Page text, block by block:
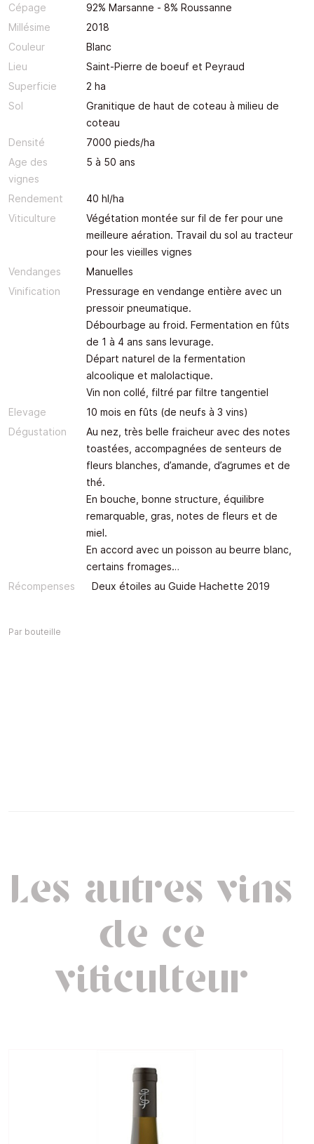
Cépage
92% Marsanne - 8% Roussanne
Millésime
2018
Couleur
Blanc
Lieu
Saint-Pierre de boeuf et Peyraud
Superficie
2 ha
Sol
Granitique de haut de coteau à milieu de
coteau
Densité
7000 pieds/ha
Age des
vignes
5 à 50 ans
Rendement
40 hl/ha
Viticulture
Végétation montée sur fil de fer pour une
meilleure aération. Travail du sol au tracteur
pour les vieilles vignes
Vendanges
Manuelles
Vinification
Pressurage en vendange entière avec un
pressoir pneumatique.
Débourbage au froid. Fermentation en fûts
de 1 à 4 ans sans levurage.
Départ naturel de la fermentation
alcoolique et malolactique.
Vin non collé, filtré par filtre tangentiel
Elevage
10 mois en fûts (de neufs à 3 vins)
Dégustation
Au nez, très belle fraicheur avec des notes
toastées, accompagnées de senteurs de
fleurs blanches, d’amande, d’agrumes et de
thé.
En bouche, bonne structure, équilibre
remarquable, gras, notes de fleurs et de
miel.
En accord avec un poisson au beurre blanc,
certains fromages…
Récompenses
Deux étoiles au Guide Hachette 2019
Par bouteille
Les autres vins
de ce
viticulteur